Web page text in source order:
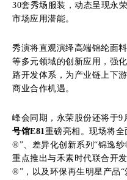
30套秀场服装，动态呈现永
市场应用潜能。
秀演将直观演绎高端锦纶面
等多元领域的创新应用，强
路开发体系，为产业链上下
商业合作机遇。
峰会同期，永荣股份还将于9
号馆E81重磅亮相。现场将
®”、差异化创新系列“锦逸
重点推出与禾素时代联合开
®”，以及环保再生明星产品